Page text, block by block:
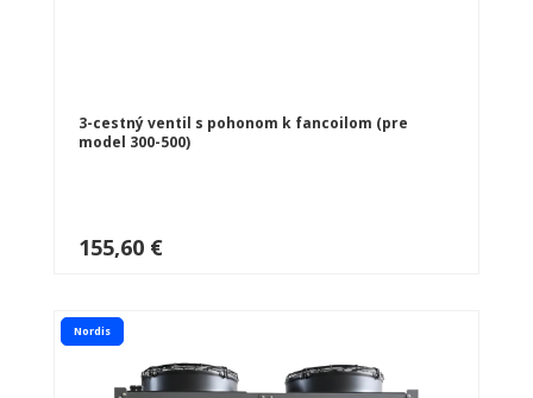
3-cestný ventil s pohonom k fancoilom (pre
model 300-500)
155,60 €
Nordis